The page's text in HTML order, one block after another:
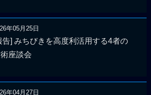
年05月25日
告] みちびきを高度利活用する4者の
座談会
年04月27日